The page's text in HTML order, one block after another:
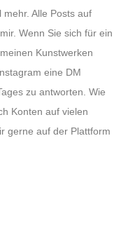
Alle Posts auf
Wenn Sie sich für ein
Kunstwerken
eine DM
zu antworten. Wie
Konten auf vielen
gerne auf der Plattform